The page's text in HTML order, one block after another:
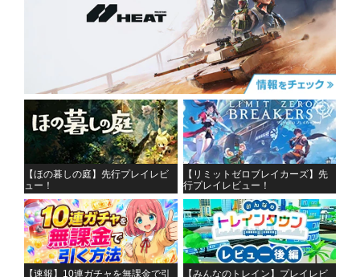
【ほの暮しの庭】先行プレイレビ
ュー！
【リミットゼロブレイカーズ】先
行プレイレビュー！
【速報】10連ガチャを無課金で引 【みんなのトレイン】プレイレビ